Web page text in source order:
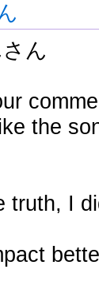
ん
the
truth, I